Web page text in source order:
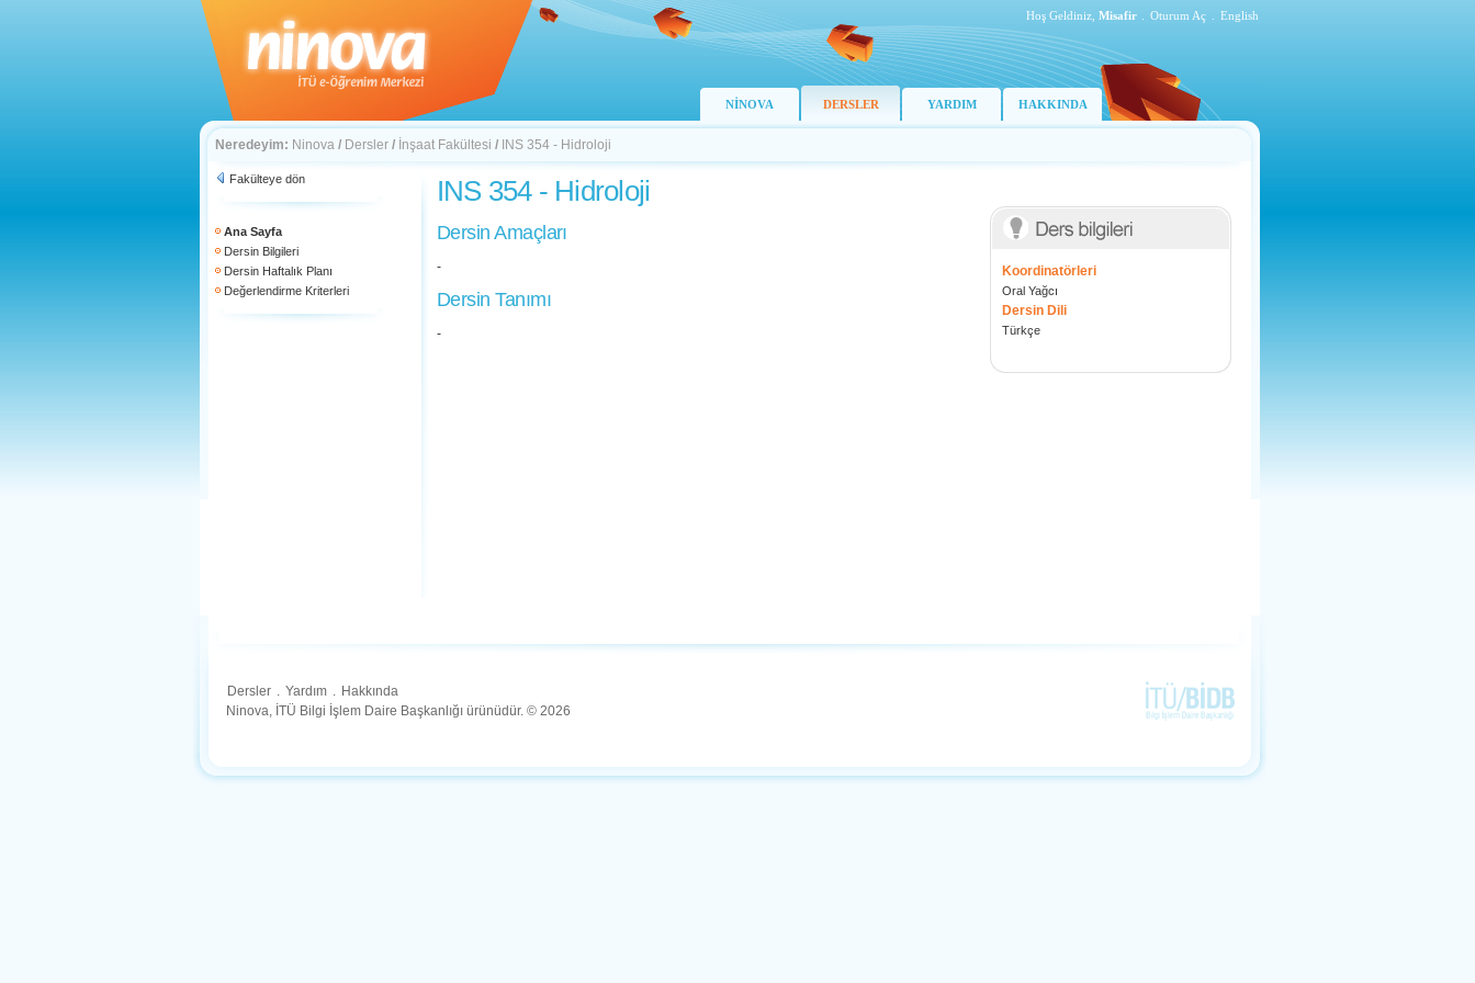
Hoş Geldiniz, Misafir Oturum Aç English
NİNOVA DERSLER YARDIM HAKKINDA
Neredeyim: Ninova / Dersler / İnşaat Fakültesi / INS 354 - Hidroloji
Fakülteye dön
Ana Sayfa
Dersin Bilgileri
Dersin Haftalık Planı
Değerlendirme Kriterleri
INS 354 - Hidroloji
Dersin Amaçları
-
Dersin Tanımı
-
Koordinatörleri
Oral Yağcı
Dersin Dili
Türkçe
Dersler . Yardım . Hakkında
Ninova, İTÜ Bilgi İşlem Daire Başkanlığı ürünüdür. © 2026